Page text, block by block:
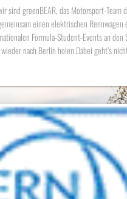
sind greenBEAR, das Motorsport-Team
einen elektrischen Rennwagen
Formula-Student-Events an den
nach Berlin holen.Dabei geht’s